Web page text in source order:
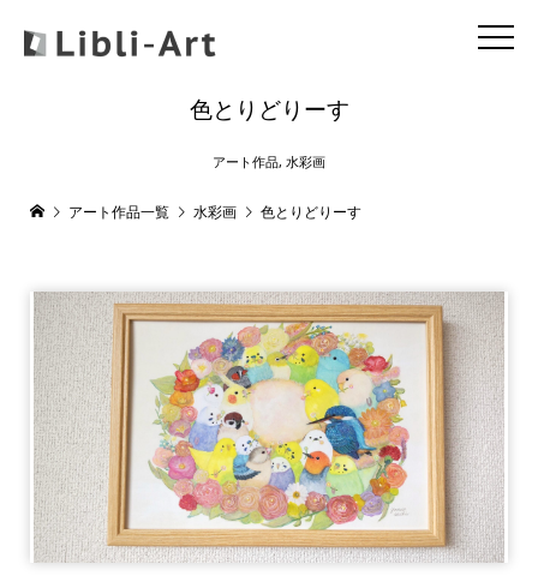
色とりどりーす
アート作品, 水彩画
アート作品一覧 水彩画 色とりどりーす